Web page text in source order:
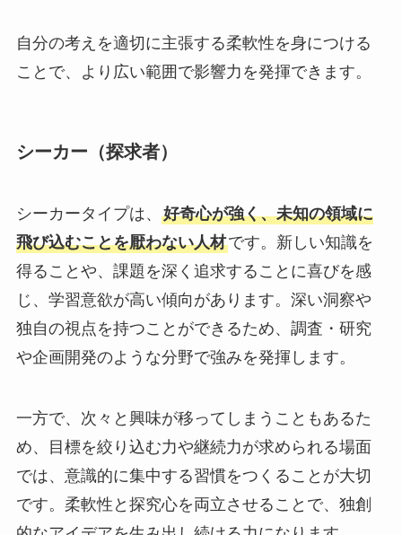
自分の考えを適切に主張する柔軟性を身につける
ことで、より広い範囲で影響力を発揮できます。
シーカー（探求者）
シーカータイプは、 好奇心が強く、未知の領域に
飛び込むことを厭わない人材です。新しい知識を
得ることや、課題を深く追求することに喜びを感
じ、学習意欲が高い傾向があります。深い洞察や
独自の視点を持つことができるため、調査・研究
や企画開発のような分野で強みを発揮します。
一方で、次々と興味が移ってしまうこともあるた
め、目標を絞り込む力や継続力が求められる場面
では、意識的に集中する習慣をつくることが大切
です。柔軟性と探究心を両立させることで、独創